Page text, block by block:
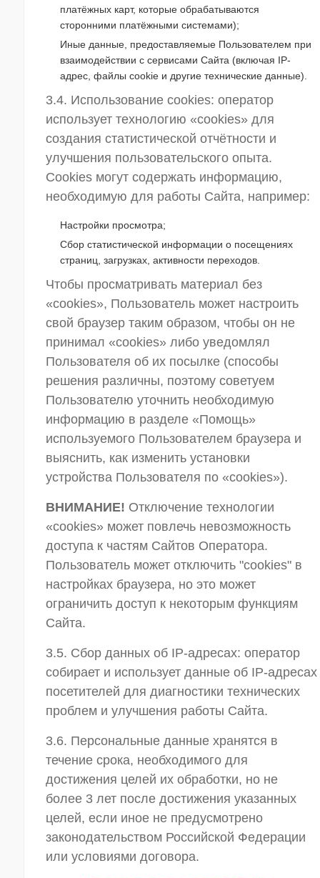
платёжных карт, которые обрабатываются
сторонними платёжными системами);
Иные данные, предоставляемые Пользователем при
взаимодействии с сервисами Сайта (включая IP-
адрес, файлы cookie и другие технические данные).
3.4. Использование cookies: оператор
использует технологию «cookies» для
создания статистической отчётности и
улучшения пользовательского опыта.
Cookies могут содержать информацию,
необходимую для работы Сайта, например:
Настройки просмотра;
Сбор статистической информации о посещениях
страниц, загрузках, активности переходов.
Чтобы просматривать материал без
«cookies», Пользователь может настроить
свой браузер таким образом, чтобы он не
принимал «cookies» либо уведомлял
Пользователя об их посылке (способы
решения различны, поэтому советуем
Пользователю уточнить необходимую
информацию в разделе «Помощь»
используемого Пользователем браузера и
выяснить, как изменить установки
устройства Пользователя по «cookies»).
ВНИМАНИЕ! Отключение технологии
«cookies» может повлечь невозможность
доступа к частям Сайтов Оператора.
Пользователь может отключить "cookies" в
настройках браузера, но это может
ограничить доступ к некоторым функциям
Сайта.
3.5. Сбор данных об IP-адресах: оператор
собирает и использует данные об IP-адресах
посетителей для диагностики технических
проблем и улучшения работы Сайта.
3.6. Персональные данные хранятся в
течение срока, необходимого для
достижения целей их обработки, но не
более 3 лет после достижения указанных
целей, если иное не предусмотрено
законодательством Российской Федерации
или условиями договора.